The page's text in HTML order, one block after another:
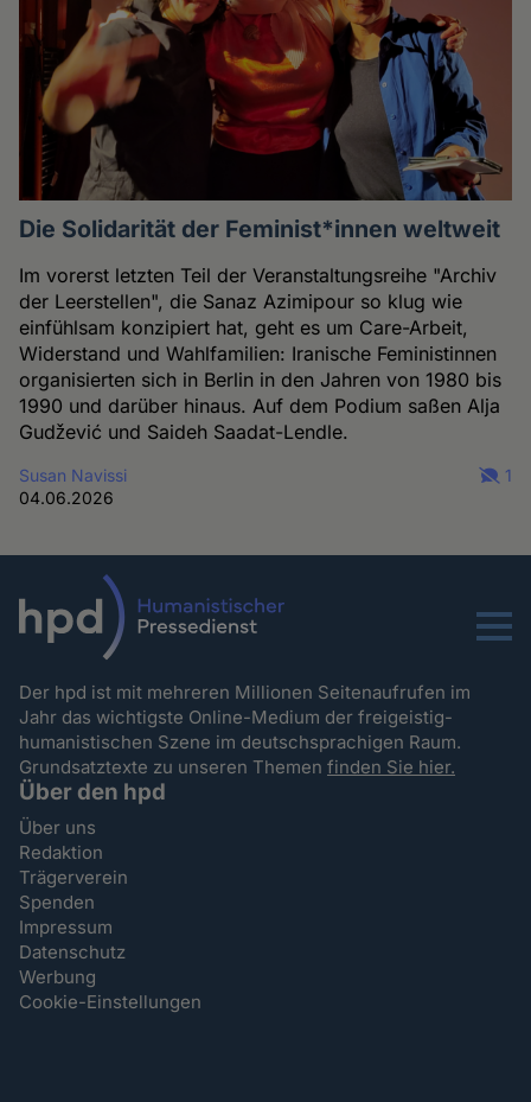
Die Solidarität der Feminist*innen weltweit
Im vorerst letzten Teil der Veranstaltungsreihe "Archiv
der Leerstellen", die Sanaz Azimipour so klug wie
einfühlsam konzipiert hat, geht es um Care-Arbeit,
Widerstand und Wahlfamilien: Iranische Feministinnen
organisierten sich in Berlin in den Jahren von 1980 bis
1990 und darüber hinaus. Auf dem Podium saßen Alja
Gudžević und Saideh Saadat-Lendle.
Susan Navissi
04.06.2026
1
Menu
Der hpd ist mit mehreren Millionen Seitenaufrufen im
Jahr das wichtigste Online-Medium der freigeistig-
humanistischen Szene im deutschsprachigen Raum.
Grundsatztexte zu unseren Themenfinden Sie hier.
Über den hpd
Über uns
Redaktion
Trägerverein
Spenden
Impressum
Datenschutz
Werbung
Cookie-Einstellungen